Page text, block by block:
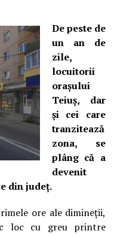
De peste de
un an de
zile,
locuitorii
orașului
Teiuș, dar
și cei care
tranzitează
zona, se
plâng că a
devenit
din județ.
ore ale dimineții,
loc cu greu printre